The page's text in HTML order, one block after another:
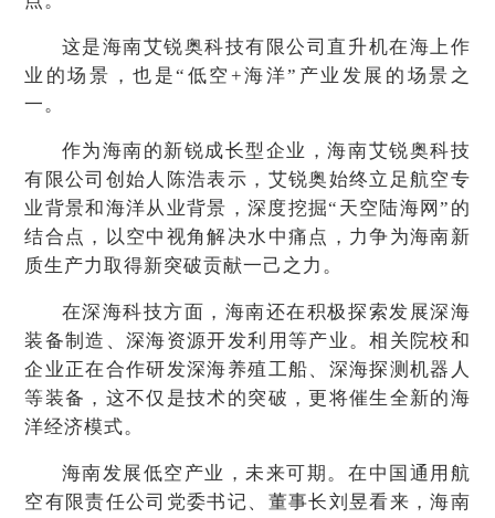
这是海南艾锐奥科技有限公司直升机在海上作
业的场景，也是“低空+海洋”产业发展的场景之
一。
作为海南的新锐成长型企业，海南艾锐奥科技
有限公司创始人陈浩表示，艾锐奥始终立足航空专
业背景和海洋从业背景，深度挖掘“天空陆海网”的
结合点，以空中视角解决水中痛点，力争为海南新
质生产力取得新突破贡献一己之力。
在深海科技方面，海南还在积极探索发展深海
装备制造、深海资源开发利用等产业。相关院校和
企业正在合作研发深海养殖工船、深海探测机器人
等装备，这不仅是技术的突破，更将催生全新的海
洋经济模式。
海南发展低空产业，未来可期。在中国通用航
空有限责任公司党委书记、董事长刘昱看来，海南